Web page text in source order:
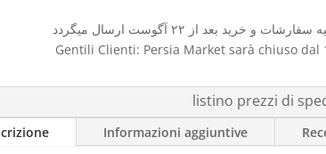
Gentili Clienti: Persia Market sarà chiuso
Informazioni aggiuntive